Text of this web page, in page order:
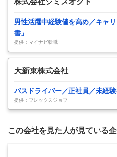
男性活躍中経験値を高め／キャ
書」
提供：マイナビ転職
大新東株式会社
バスドライバー／正社員／未経
提供：プレックスジョブ
この会社を見た人が見ている